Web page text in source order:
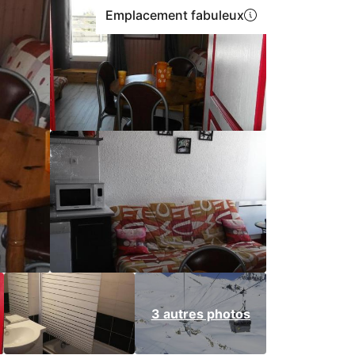
3 autres photos
Emplacement fabuleux